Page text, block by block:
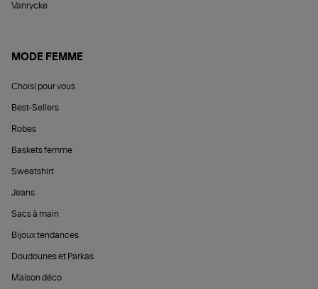
Vanrycke
MODE FEMME
Choisi pour vous
Best-Sellers
Robes
Baskets femme
Sweatshirt
Jeans
Sacs à main
Bijoux tendances
Doudounes et Parkas
Maison déco